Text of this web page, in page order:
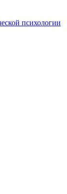
психологии